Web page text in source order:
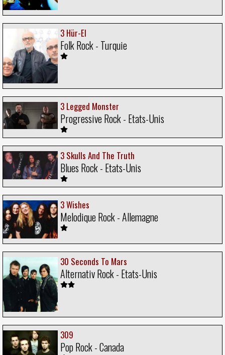
3 Hür-El
Folk Rock - Turquie
3 Legged Monster
Progressive Rock - Etats-Unis
3 Skulls And The Truth
Blues Rock - Etats-Unis
3 Wishes
Melodique Rock - Allemagne
30 Seconds To Mars
Alternativ Rock - Etats-Unis
309
Pop Rock - Canada